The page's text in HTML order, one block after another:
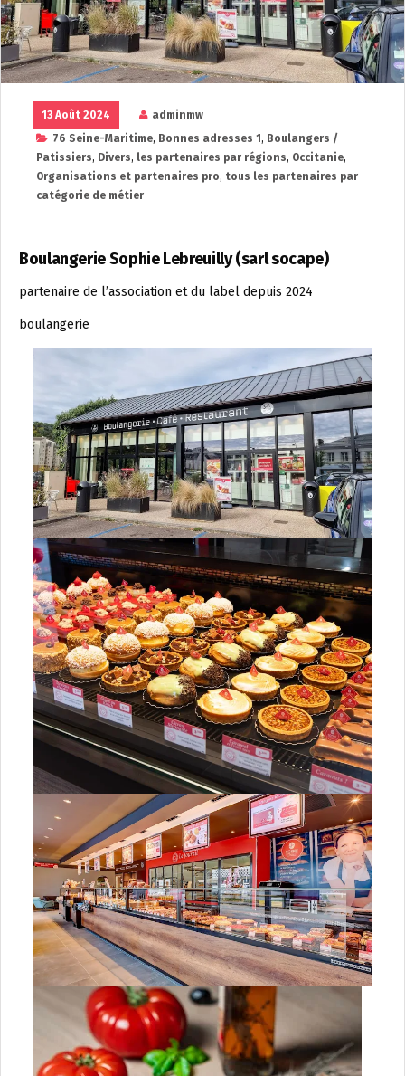
13 Août 2024
adminmw
76 Seine-Maritime, Bonnes adresses 1, Boulangers /
Patissiers, Divers, les partenaires par régions, Occitanie,
Organisations et partenaires pro, tous les partenaires par
catégorie de métier
Boulangerie Sophie Lebreuilly (sarl socape)
partenaire de l’association et du label depuis 2024
boulangerie